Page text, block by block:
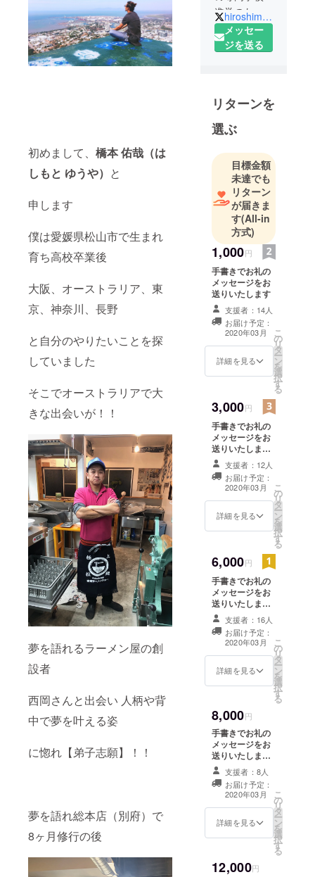
初めまして、 橋本 佑哉（は
しもと ゆうや） と
申します
僕は愛媛県松山市で生まれ
育ち高校卒業後
大阪、オーストラリア、東
京、神奈川、長野
と自分のやりたいことを探
していました
そこでオーストラリアで大
きな出会いが！！
夢を語れるラーメン屋の創
設者
西岡さんと出会い 人柄や背
中で夢を叶える姿
に惚れ【弟子志願】！！
夢を語れ総本店（別府）で
8ヶ月修行の後
進学のため
大阪へ。
その後、就
とを求め
オーストラ
リアへ。
オーストラ
リアで夢を
語っていく
と夢を語れ
創業者西岡
さんと繋が
り考え方を
学びに夢を
語れ別府立
ち上げに参
加。
その後夢を
語れ社長山
を語れ女川
験を積み、
夢を語れ広
島オープン
のため広島
へ。
hiroshimaziyu
メッセー
ジを送る
リターンを
選ぶ
目標金額
未達でも
リターン
が届きま
す(All-in
方式)
1,000円
手書きでお礼の
メッセージをお
送りいたします
支援者：14人
お届け予定：
2020年03月
詳細を見る
こ
の
リ
タ
ー
ン
を
選
択
す
る
3,000円
手書きでお礼の
メッセージをお
送りいたします
持豚500g 1本引
換券 ※引換券は
郵送かお店での
手渡しか備考欄
にご記入くださ
い 有効期限オー
支援者：12人
お届け予定：
2020年03月
詳細を見る
こ
の
リ
タ
ー
ン
を
選
択
す
る
6,000円
手書きでお礼の
メッセージをお
送りいたします
持豚500g1本引
換券×3枚 ※引換
券は郵送かお店
での手渡しか備
考欄にご記入く
ださい 有効期限
支援者：16人
お届け予定：
2020年03月
詳細を見る
こ
の
リ
タ
ー
ン
を
選
択
す
る
8,000円
手書きでお礼の
メッセージをお
送りいたします
クラファン限定T
シャツ１枚 ※サ
イズはS,M,L,LL
からお選び頂け
ます。
支援者：8人
お届け予定：
2020年03月
詳細を見る
こ
の
リ
タ
ー
ン
を
選
択
す
る
12,000円